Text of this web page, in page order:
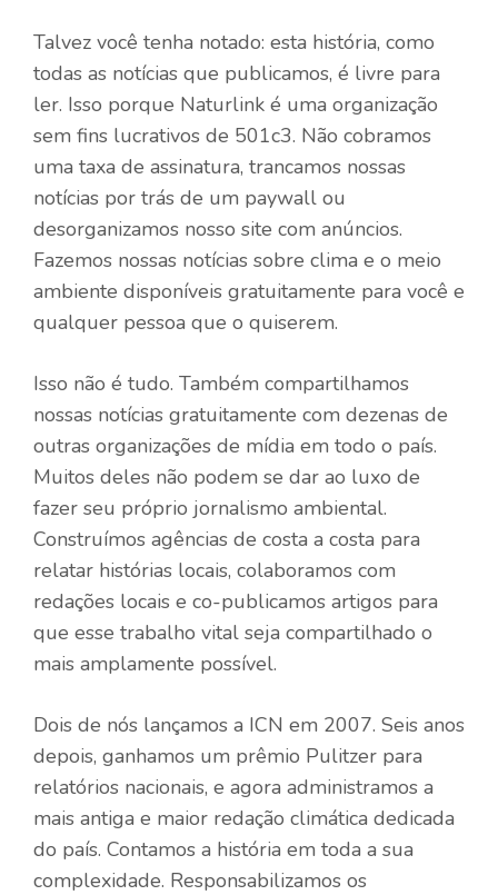
Talvez você tenha notado: esta história, como
todas as notícias que publicamos, é livre para
ler. Isso porque Naturlink é uma organização
sem fins lucrativos de 501c3. Não cobramos
uma taxa de assinatura, trancamos nossas
notícias por trás de um paywall ou
desorganizamos nosso site com anúncios.
Fazemos nossas notícias sobre clima e o meio
ambiente disponíveis gratuitamente para você e
qualquer pessoa que o quiserem.
Isso não é tudo. Também compartilhamos
nossas notícias gratuitamente com dezenas de
outras organizações de mídia em todo o país.
Muitos deles não podem se dar ao luxo de
fazer seu próprio jornalismo ambiental.
Construímos agências de costa a costa para
relatar histórias locais, colaboramos com
redações locais e co-publicamos artigos para
que esse trabalho vital seja compartilhado o
mais amplamente possível.
Dois de nós lançamos a ICN em 2007. Seis anos
depois, ganhamos um prêmio Pulitzer para
relatórios nacionais, e agora administramos a
mais antiga e maior redação climática dedicada
do país. Contamos a história em toda a sua
complexidade. Responsabilizamos os